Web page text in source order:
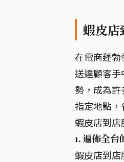
蝦皮店
在電商蓬
送達顧客
勢，成為
指定地點，
蝦皮店到店
1. 遍佈全台
蝦皮店到